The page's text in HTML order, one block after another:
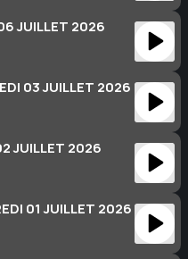
JUILLET 2026
03 JUILLET 2026
JUILLET 2026
01 JUILLET 2026